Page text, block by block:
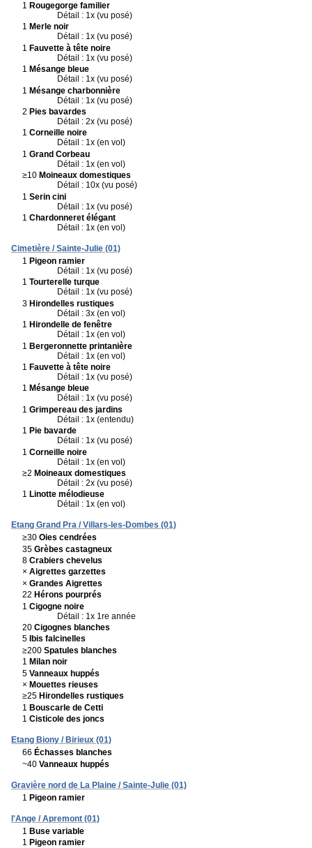
1 Rougegorge familier
Détail : 1x (vu posé)
1 Merle noir
Détail : 1x (vu posé)
1 Fauvette à tête noire
Détail : 1x (vu posé)
1 Mésange bleue
Détail : 1x (vu posé)
1 Mésange charbonnière
Détail : 1x (vu posé)
2 Pies bavardes
Détail : 2x (vu posé)
1 Corneille noire
Détail : 1x (en vol)
1 Grand Corbeau
Détail : 1x (en vol)
≥10 Moineaux domestiques
Détail : 10x (vu posé)
1 Serin cini
Détail : 1x (vu posé)
1 Chardonneret élégant
Détail : 1x (en vol)
Cimetière / Sainte-Julie (01)
1 Pigeon ramier
Détail : 1x (vu posé)
1 Tourterelle turque
Détail : 1x (vu posé)
3 Hirondelles rustiques
Détail : 3x (en vol)
1 Hirondelle de fenêtre
Détail : 1x (en vol)
1 Bergeronnette printanière
Détail : 1x (en vol)
1 Fauvette à tête noire
Détail : 1x (vu posé)
1 Mésange bleue
Détail : 1x (vu posé)
1 Grimpereau des jardins
Détail : 1x (entendu)
1 Pie bavarde
Détail : 1x (vu posé)
1 Corneille noire
Détail : 1x (en vol)
≥2 Moineaux domestiques
Détail : 2x (vu posé)
1 Linotte mélodieuse
Détail : 1x (en vol)
Etang Grand Pra / Villars-les-Dombes (01)
≥30 Oies cendrées
35 Grèbes castagneux
8 Crabiers chevelus
× Aigrettes garzettes
× Grandes Aigrettes
22 Hérons pourprés
1 Cigogne noire
Détail : 1x 1re année
20 Cigognes blanches
5 Ibis falcinelles
≥200 Spatules blanches
1 Milan noir
5 Vanneaux huppés
× Mouettes rieuses
≥25 Hirondelles rustiques
1 Bouscarle de Cetti
1 Cisticole des joncs
Etang Biony / Birieux (01)
66 Échasses blanches
~40 Vanneaux huppés
Gravière nord de La Plaine / Sainte-Julie (01)
1 Pigeon ramier
l'Ange / Apremont (01)
1 Buse variable
1 Pigeon ramier